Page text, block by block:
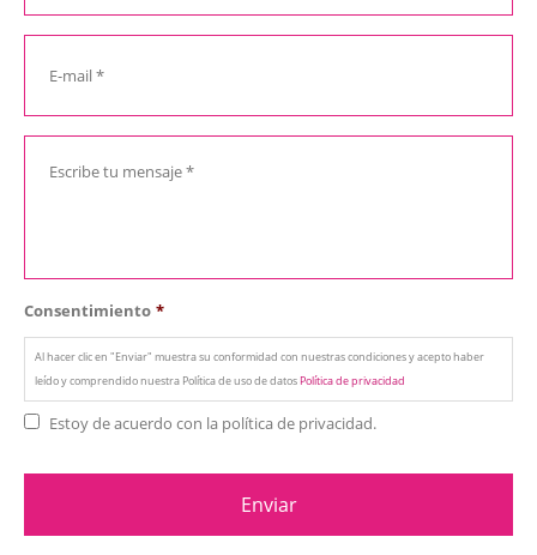
Consentimiento *
Al hacer clic en "Enviar" muestra su conformidad con nuestras condiciones y acepto haber
leído y comprendido nuestra Política de uso de datosPolítica de privacidad
Estoy de acuerdo con la política de privacidad.